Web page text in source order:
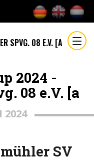
SPVG. 08 E.V. [A
2024 -
08 e.V. [a
2024
SV